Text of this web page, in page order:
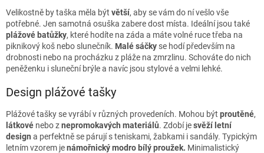
Velikostně by taška měla být větší, aby se vám do ní vešlo vše
potřebné. Jen samotná osuška zabere dost místa. Ideální jsou také
plážové batůžky, které hodíte na záda a máte volné ruce třeba na
piknikový koš nebo slunečník. Malé sáčky se hodí především na
drobnosti nebo na procházku z pláže na zmrzlinu. Schováte do nich
peněženku i sluneční brýle a navíc jsou stylové a velmi lehké.
Design plážové tašky
Plážové tašky se vyrábí v různých provedeních. Mohou být proutěné,
látkové nebo znepromokavých materiálů. Zdobí jesvěží letní
design a perfektně se párují s teniskami, žabkami i sandály. Typickým
letním vzorem jenámořnický modro bílý proužek. Minimalistický